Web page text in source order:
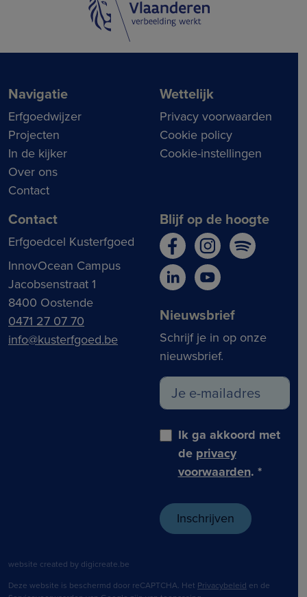
Navigatie
Erfgoedwijzer
Projecten
In de kijker
Over ons
Contact
Wettelijk
Privacy voorwaarden
Cookie policy
Cookie-instellingen
Contact
Erfgoedcel Kusterfgoed
InnovOcean Campus
Jacobsenstraat 1
8400 Oostende
0471 27 07 70
info@kusterfgoed.be
Blijf op de hoogte
Nieuwsbrief
Schrijf je in op onze
nieuwsbrief.
Ik ga akkoord met
de privacy
voorwaarden. *
website created by digicreate.be
Deze website is beschermd door reCAPTCHA. Het Privacybeleid en de